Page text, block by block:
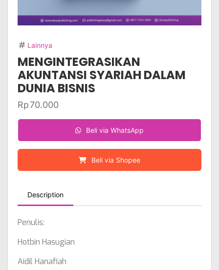
Lainnya
MENGINTEGRASIKAN
AKUNTANSI SYARIAH DALAM
DUNIA BISNIS
Rp70.000
Beli via WhatsApp
Beli via Shopee
Description
Penulis:
Hotbin Hasugian
Aidil Hanafiah